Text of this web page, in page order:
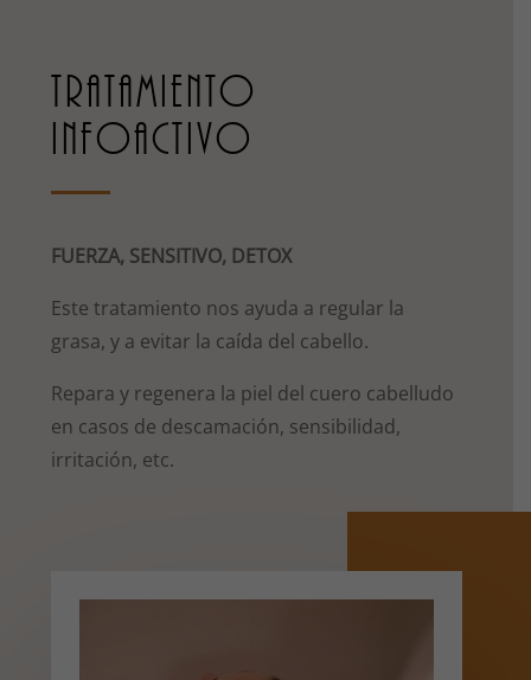
TRATAMIENTO
INFOACTIVO
FUERZA, SENSITIVO, DETOX
Este tratamiento nos ayuda a regular la
grasa, y a evitar la caída del cabello.
Repara y regenera la piel del cuero cabelludo
en casos de descamación, sensibilidad,
irritación, etc.